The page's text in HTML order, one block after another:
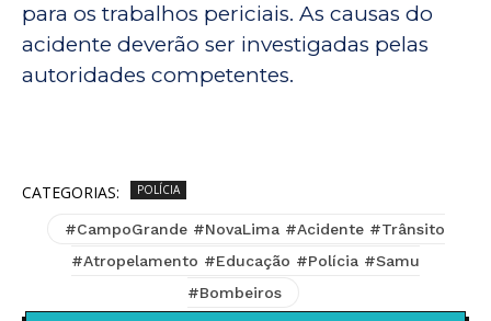
para os trabalhos periciais. As causas do
acidente deverão ser investigadas pelas
autoridades competentes.
CATEGORIAS: POLÍCIA
#CampoGrande #NovaLima #Acidente #Trânsito
#Atropelamento #Educação #Polícia #Samu
#Bombeiros